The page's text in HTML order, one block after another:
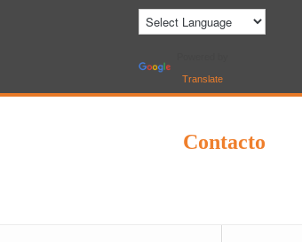
Translate
Contacto